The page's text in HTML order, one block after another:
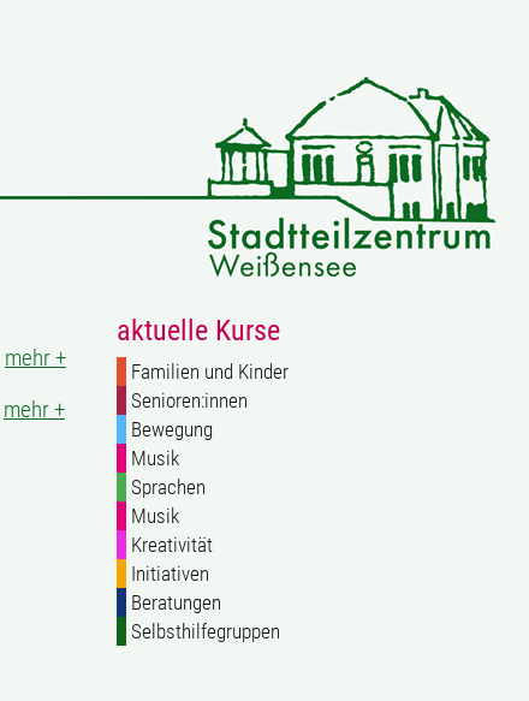
mehr +
mehr +
aktuelle Kurse
Familien und Kinder
Senioren:innen
Bewegung
Musik
Sprachen
Musik
Kreativität
Initiativen
Beratungen
Selbsthilfegruppen